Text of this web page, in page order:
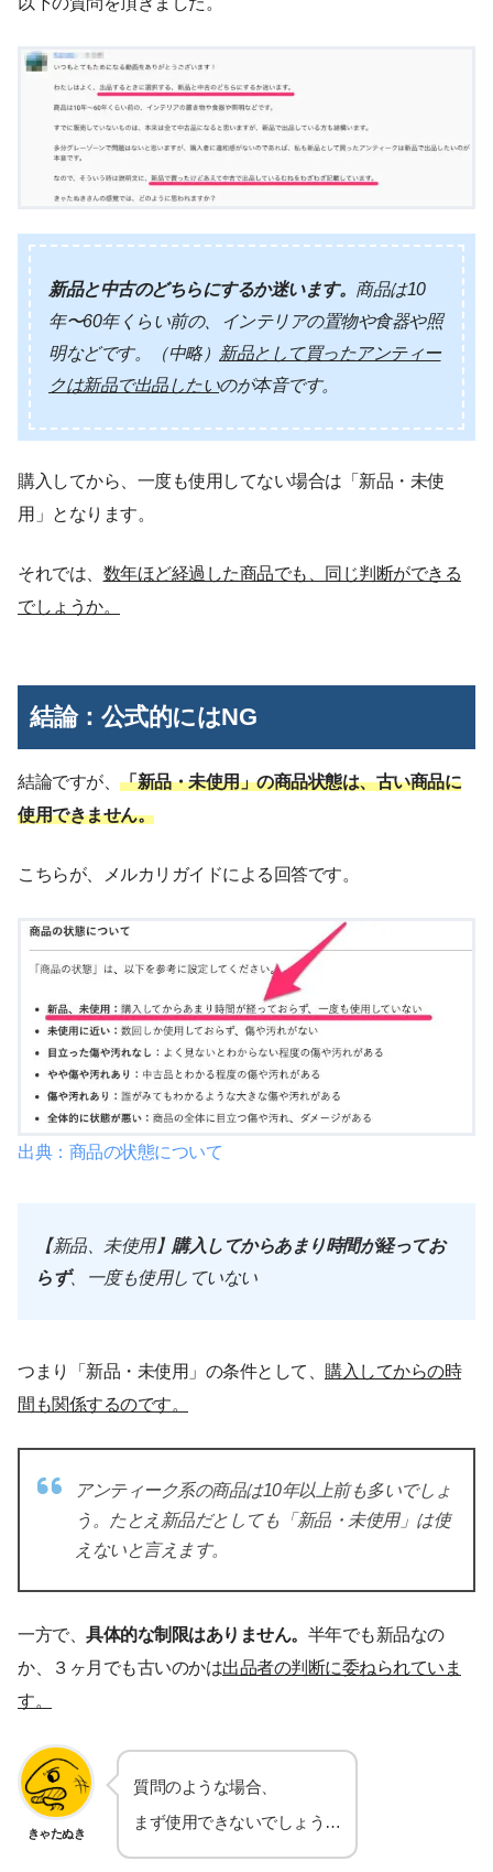
新品と中古のどちらにするか迷います。
商品は10
年〜60年くらい前の、インテリアの置物や食器や照
明などです。（中略） 新品として買ったアンティー
クは新品で出品したいのが本音です。
購入してから、一度も使用してない場合は「新品・未使
用」となります。
それでは、 数年ほど経過した商品でも、同じ判断ができる
でしょうか。
結論：公式的にはNG
結論ですが、 「新品・未使用」の商品状態は、古い商品に
使用できません。
こちらが、メルカリガイドによる回答です。
出典：商品の状態について
【新品、未使用】 購入してからあまり時間が経ってお
らず、一度も使用していない
つまり「新品・未使用」の条件として、 購入してからの時
間も関係するのです。
アンティーク系の商品は10年以上前も多いでしょ
う。たとえ新品だとしても「新品・未使用」は使
えないと言えます。
一方で、 具体的な制限はありません。 半年でも新品なの
か、３ヶ月でも古いのかは出品者の判断に委ねられていま
す。
きゃたぬき
質問のような場合、
まず使用できないでしょう…